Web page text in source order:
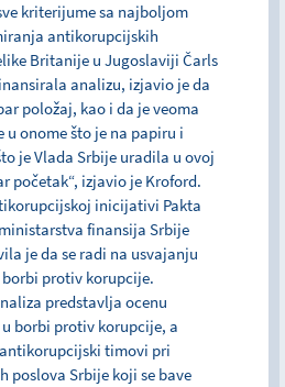
kriterijume sa najboljom
antikorupcijskih
Britanije u Jugoslaviji Čarls
analizu, izjavio je da
položaj, kao i da je veoma
u onome što je na papiru i
je Vlada Srbije uradila u ovoj
početak“, izjavio je Kroford.
inicijativi Pakta
finansija Srbije
je da se radi na usvajanju
protiv korupcije.
predstavlja ocenu
borbi protiv korupcije, a
timovi pri
poslova Srbije koji se bave